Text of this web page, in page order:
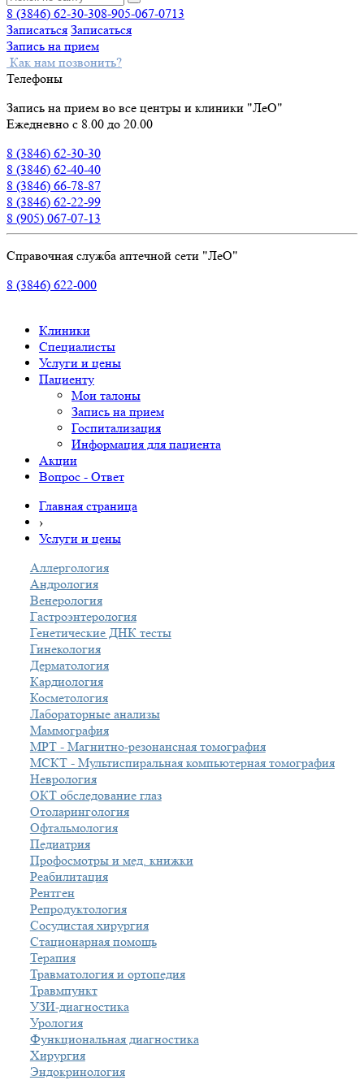
8 (3846) 62-30-308-905-067-0713
Записаться Записаться
Запись на прием
Как нам позвонить?
Телефоны
Запись на прием во все центры и клиники "ЛеО"
Ежедневно с 8.00 до 20.00
8 (3846) 62-30-30
8 (3846) 62-40-40
8 (3846) 66-78-87
8 (3846) 62-22-99
8 (905) 067-07-13
Справочная служба аптечной сети "ЛеО"
8 (3846) 622-000
Клиники
Специалисты
Услуги и цены
Пациенту
Мои талоны
Запись на прием
Госпитализация
Информация для пациента
Акции
Вопрос - Ответ
Главная страница
›
Услуги и цены
Аллергология
Андрология
Венерология
Гастроэнтерология
Генетические ДНК тесты
Гинекология
Дерматология
Кардиология
Косметология
Лабораторные анализы
Маммография
МРТ - Магнитно-резонансная томография
МСКТ - Мультиспиральная компьютерная томография
Неврология
ОКТ обследование глаз
Отоларингология
Офтальмология
Педиатрия
Профосмотры и мед. книжки
Реабилитация
Рентген
Репродуктология
Сосудистая хирургия
Стационарная помощь
Терапия
Травматология и ортопедия
Травмпункт
УЗИ-диагностика
Урология
Функциональная диагностика
Хирургия
Эндокринология